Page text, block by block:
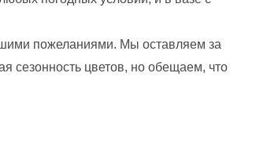
пожеланиями. Мы оставляем за
сезонность цветов, но обещаем, что